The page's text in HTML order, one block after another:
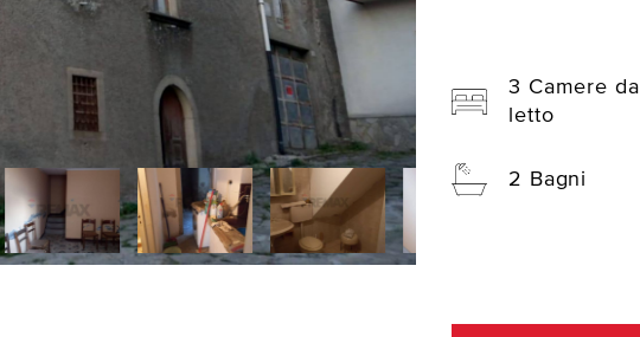
3 Camere da
letto
2 Bagni